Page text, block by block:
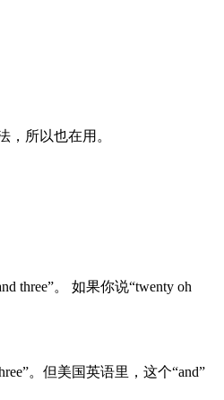
，所以也在用。
three”。 如果你说“twenty oh
。但美国英语里，这个“and”